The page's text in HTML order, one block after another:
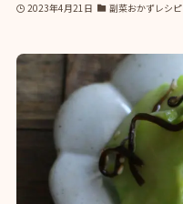
2023年4月21日 副菜おかずレシピ